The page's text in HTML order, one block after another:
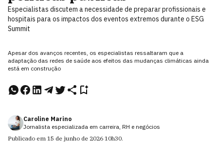
Especialistas discutem a necessidade de preparar profissionais e
hospitais para os impactos dos eventos extremos durante o ESG
Summit
Apesar dos avanços recentes, os especialistas ressaltaram que a
adaptação das redes de saúde aos efeitos das mudanças climáticas ainda
está em construção
Caroline Marino
Jornalista especializada em carreira, RH e negócios
Publicado em 15 de junho de 2026 10h30.